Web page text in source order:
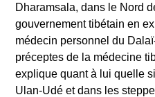
Dharamsala, dans le Nord
gouvernement tibétain en
médecin personnel du
préceptes de la médecine
explique quant à lui quelle
Ulan-Udé et dans les